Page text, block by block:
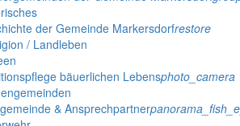
der Gemeinde Markersdorfrestore
/ Landleben
bäuerlichen Lebensphoto_camera
& Ansprechpartner